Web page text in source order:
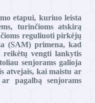
etapui, kuriuo leista
turinčioms atskirą
reguliuoti pirkėjų
(SAM) primena, kad
reikėtų vengti lankytis
senjorams galioja
atvejais, kai maistu ar
pagalbą senjorams